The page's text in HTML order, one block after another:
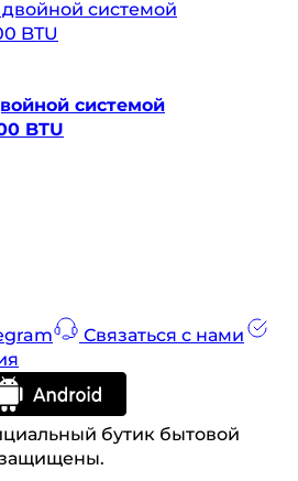
системой
BTU
Связаться с нами
бутик бытовой
защищены.